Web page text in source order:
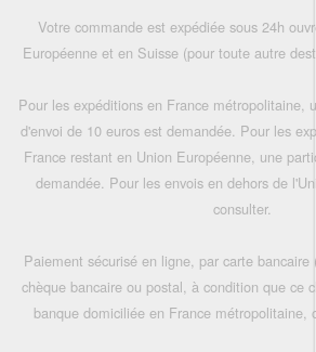
Votre commande est expédiée sous 24h
Européenne et en Suisse (pour toute autre
Pour les expéditions en France métropolitaine,
d'envoi de 10 euros est demandée. Pour les
France restant en Union Européenne, une
demandée. Pour les envois en dehors de
consulter.
Paiement sécurisé en ligne, par carte
chèque bancaire ou postal, à condition que ce
banque domiciliée en France métropolitaine,